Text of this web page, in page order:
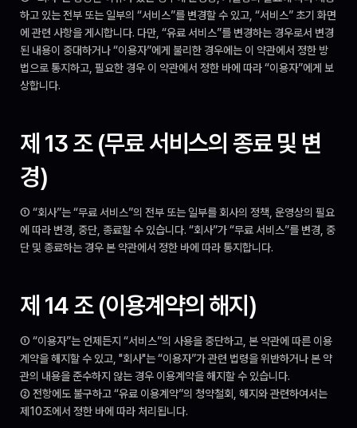
하고 있는 전부 또는 일부의 “서비스”를 변경할 수 있고, “서비스” 초기 화면
에 관련 사항을 게시합니다. 다만, “유료 서비스”를 변경하는 경우로서 변경
된 내용이 중대하거나 “이용자”에게 불리한 경우에는 이 약관에서 정한 방
법으로 통지하고, 필요한 경우 이 약관에서 정한 바에 따라 “이용자”에게 보
상합니다.
제 13 조 (무료 서비스의 종료 및 변
경)
① “회사”는 “무료 서비스”의 전부 또는 일부를 회사의 정책, 운영상의 필요
에 따라 변경, 중단, 종료할 수 있습니다. “회사”가 “무료 서비스”를 변경, 중
단 및 종료하는 경우 본 약관에서 정한 바에 따라 통지합니다.
제 14 조 (이용계약의 해지)
① “이용자”는 언제든지 “서비스”의 사용을 중단하고, 본 약관에 따른 이용
계약을 해지할 수 있고, "회사"는 “이용자”가 관련 법령을 위반하거나 본 약
관의 내용을 준수하지 않는 경우 이용계약을 해지할 수 있습니다.
② 전항에도 불구하고 “유료 이용계약”의 청약철회, 해지와 관련하여서는
제10조에서 정한 바에 따라 처리됩니다.